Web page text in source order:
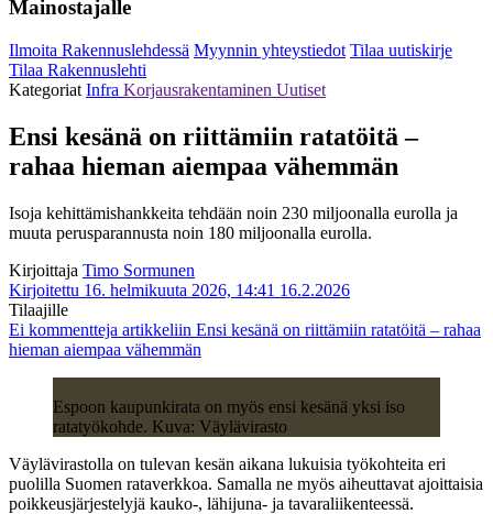
Mainostajalle
Ilmoita Rakennuslehdessä Myynnin yhteystiedot Tilaa uutiskirje
Tilaa Rakennuslehti
Kategoriat Infra Korjausrakentaminen Uutiset
Ensi kesänä on riittämiin ratatöitä –
rahaa hieman aiempaa vähemmän
Isoja kehittämishankkeita tehdään noin 230 miljoonalla eurolla ja
muuta perusparannusta noin 180 miljoonalla eurolla.
Kirjoittaja Timo Sormunen
Kirjoitettu 16. helmikuuta 2026, 14:41 16.2.2026
Tilaajille
Ei kommentteja artikkeliin Ensi kesänä on riittämiin ratatöitä – rahaa
hieman aiempaa vähemmän
Espoon kaupunkirata on myös ensi kesänä yksi iso
ratatyökohde. Kuva: Väylävirasto
Väylävirastolla on tulevan kesän aikana lukuisia työkohteita eri
puolilla Suomen rataverkkoa. Samalla ne myös aiheuttavat ajoittaisia
poikkeusjärjestelyjä kauko-, lähijuna- ja tavaraliikenteessä.